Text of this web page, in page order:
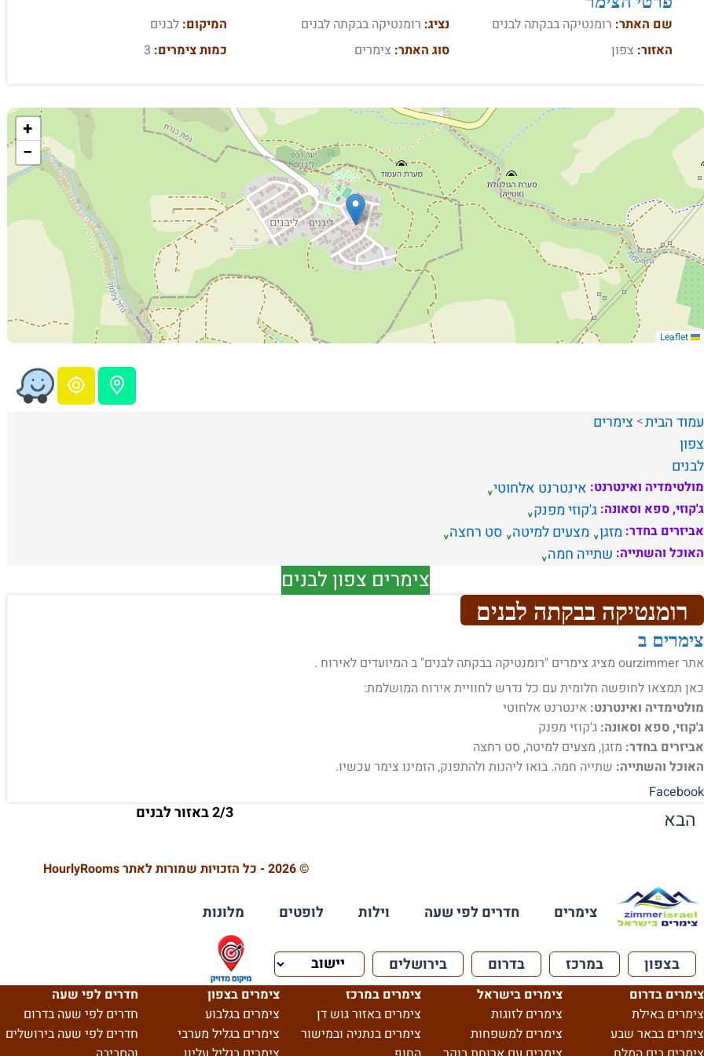
שם האתר: רומנטיקה בבקתה לבנים נציג: רומנטיקה בבקתה לבנים המיקום:לבנים
האזור: צפון סוג האתר: צימרים כמות צימרים: 3
+
−
עמוד הבית צימרים
צפון
לבנים
מולטימדיה ואינטרנט: אינטרנט אלחוטי
ג'קוזי, ספא וסאונה: ג'קוזי מפנק
אביזרים בחדר: מזגן מצעים למיטה סט רחצה
האוכל והשתייה: שתייה חמה
צימרים צפון לבנים
רומנטיקה בבקתה לבנים
צימרים ב
אתר ourzimmer מציג צימרים "רומנטיקה בבקתה לבנים" ב המיועדים לאירוח .
כאן תמצאו לחופשה חלומית עם כל נדרש לחוויית אירוח המושלמת:
מולטימדיה ואינטרנט: אינטרנט אלחוטי
ג'קוזי, ספא וסאונה: ג'קוזי מפנק
אביזרים בחדר: מזגן, מצעים למיטה, סט רחצה
האוכל והשתייה: שתייה חמה. בואו ליהנות ולהתפנק, הזמינו צימר עכשיו.
Facebook
הבא 2/3 באזור לבנים
© 2026 - כל הזכויות שמורות לאתר HourlyRooms
צימרים חדרים לפי שעה וילות לופטים מלונות
בצפון במרכז בדרום בירושלים
צימרים בדרום
צימרים באילת
צימרים בבאר שבע
צימרים בישראל
צימרים לזוגות
צימרים למשפחות
צימרים במרכז
צימרים באזור גוש דן
צימרים בנתניה ובמישור
צימרים בצפון
צימרים בגלבוע
צימרים בגליל מערבי
חדרים לפי שעה
חדרים לפי שעה בדרום
חדרים לפי שעה בירושלים